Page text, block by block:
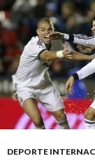
DEPORTE